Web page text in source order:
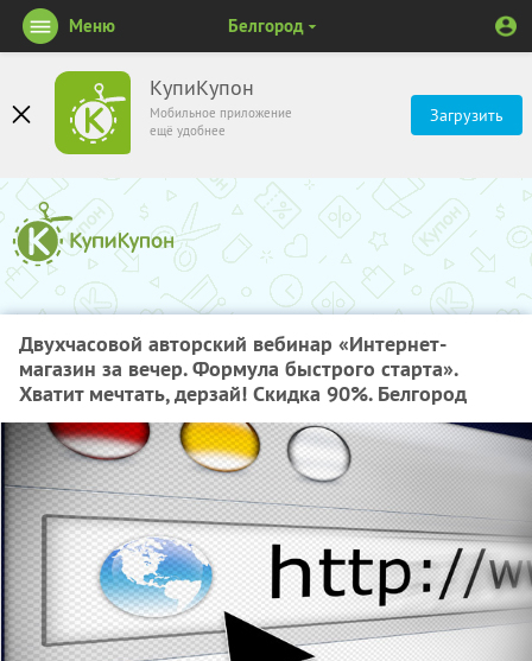
КупиКупон
Мобильное приложение
ещё удобнее
Загрузить
Меню Белгород
Двухчасовой авторский вебинар «Интернет-
магазин за вечер. Формула быстрого старта».
Хватит мечтать, дерзай! Скидка 90%. Белгород